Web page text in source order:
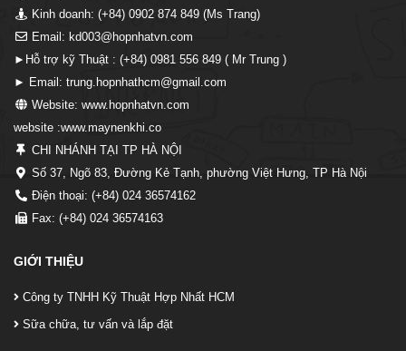
Kinh doanh: (+84) 0902 874 849 (Ms Trang)
Email: kd003@hopnhatvn.com
►Hỗ trợ kỹ Thuật : (+84) 0981 556 849 ( Mr Trung )
► Email: trung.hopnhathcm@gmail.com
Website: www.hopnhatvn.com
website :www.maynenkhi.co
CHI NHÁNH TẠI TP HÀ NỘI
Số 37, Ngõ 83, Đường Kẻ Tạnh, phường Việt Hưng, TP Hà Nội
Điện thoại: (+84) 024 36574162
Fax: (+84) 024 36574163
GIỚI THIỆU
Công ty TNHH Kỹ Thuật Hợp Nhất HCM
Sữa chữa, tư vấn và lắp đặt